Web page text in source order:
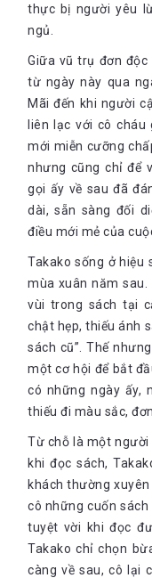
thực bị người yêu
ngủ.
Giữa vũ trụ đơn độc
từ ngày này qua
Mãi đến khi người
liên lạc với cô
mới miễn cưỡng
nhưng cũng chỉ để
gọi ấy về sau đã
dài, sẵn sàng đối
điều mới mẻ của
Takako sống ở hiệu
mùa xuân năm sau.
vùi trong sách tại
chật hẹp, thiếu ánh
sách cũ”. Thế
một cơ hội để bắt
có những ngày ấy,
thiếu đi màu sắc,
Từ chỗ là một
khi đọc sách,
khách thường
cô những cuốn
tuyệt vời khi đọc
Takako chỉ chọn
càng về sau, cô lại